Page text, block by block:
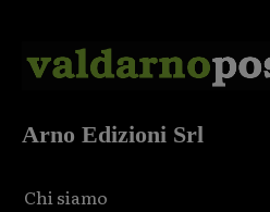
Arno Edizioni Srl
Chi siamo